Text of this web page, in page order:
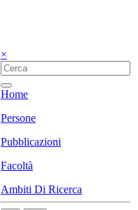
×
Home
Persone
Pubblicazioni
Facoltà
Ambiti Di Ricerca